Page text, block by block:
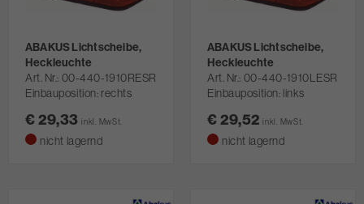
ABAKUS Lichtscheibe,
Heckleuchte
Art. Nr. 00-440-1910RESR
Einbauposition: rechts
€ 29,33inkl. MwSt.
nicht lagernd
ABAKUS Lichtscheibe,
Heckleuchte
Art. Nr. 00-440-1910LESR
Einbauposition: links
€ 29,52inkl. MwSt.
nicht lagernd